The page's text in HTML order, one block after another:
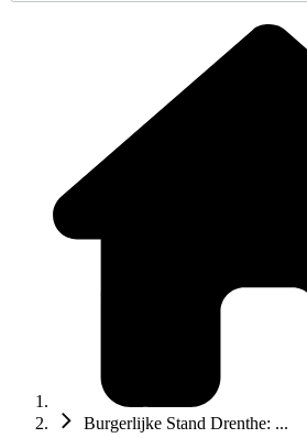
Burgerlijke Stand Drenthe: ...